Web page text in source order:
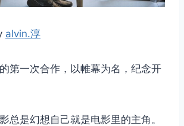
alvin.淳
第一次合作，以帷幕为名，纪念开
总是幻想自己就是电影里的主角。